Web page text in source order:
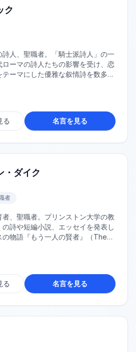
ク
詩人、聖職者。「騎士派詩人」の一
ローマの詩人たちの影響を受け、恋
ーマにした優雅な叙情詩を数多く
る 名言を見る
・ダイク
者
、聖職者。プリンストン大学の教
詩や短編小説、エッセイを発表し
の物語『もう一人の賢者』（The
る 名言を見る